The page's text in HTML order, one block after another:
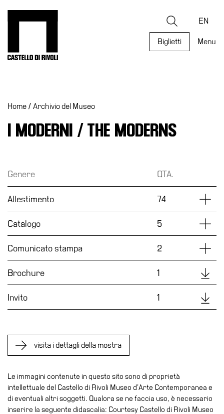
Ricerca EN
Biglietti Menu
Eventi
Archivi
del
Digitale
Collezione
Accessibilità
Educazione
Educazione
News
Dipartimento
Educazione
Famiglie
Visite
guidate
Progetto
Home / Archivio del Museo
I MODERNI / THE MODERNS
Genere QTA.
Allestimento 74
Catalogo 5
Comunicato stampa 2
Brochure 1
Invito 1
visita i dettagli della mostra
Le immagini contenute in questo sito sono di proprietà
intellettuale del Castello di Rivoli Museo d’Arte Contemporanea e
di eventuali altri soggetti. Qualora se ne faccia uso, è necessario
inserire la seguente didascalia: Courtesy Castello di Rivoli Museo